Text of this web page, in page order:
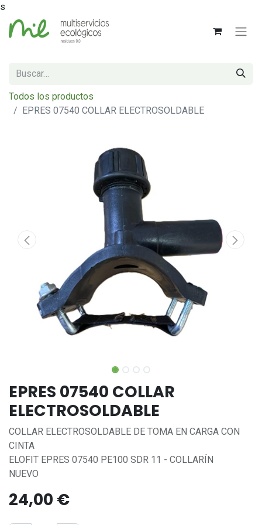
s
Todos los productos
EPRES 07540 COLLAR ELECTROSOLDABLE
EPRES 07540 COLLAR
ELECTROSOLDABLE
COLLAR ELECTROSOLDABLE DE TOMA EN CARGA CON
CINTA
ELOFIT EPRES 07540 PE100 SDR 11 - COLLARÍN
NUEVO
24,00 €